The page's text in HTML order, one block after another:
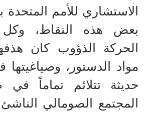
الاستشاري للأمم
بعض هذه النقاط، وكل
الحركة الذؤوب كان
مواد الدستور،
حديثة تتلائم تماماً في
المجتمع الصومالي